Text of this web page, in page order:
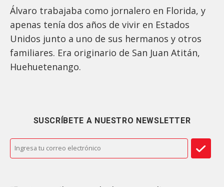
Álvaro trabajaba como jornalero en Florida, y
apenas tenía dos años de vivir en Estados
Unidos junto a uno de sus hermanos y otros
familiares. Era originario de San Juan Atitán,
Huehuetenango.
SUSCRÍBETE A NUESTRO NEWSLETTER